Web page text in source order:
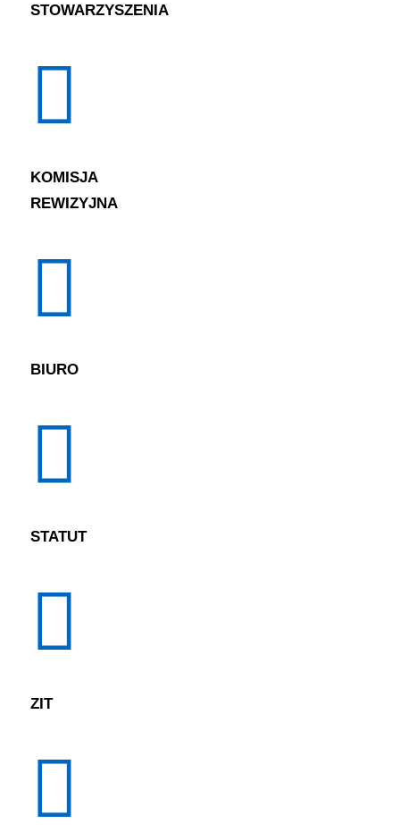
STOWARZYSZENIA
KOMISJA
REWIZYJNA
BIURO
STATUT
ZIT